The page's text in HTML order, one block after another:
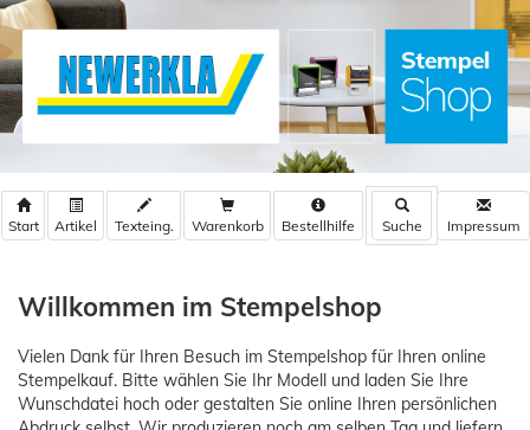
Warenkorb Bestellhilfe
Willkommen im Stempelshop
Vielen Dank für Ihren Besuch im Stempelshop für Ihren online
Stempelkauf. Bitte wählen Sie Ihr Modell und laden Sie Ihre
Wunschdatei hoch oder gestalten Sie online Ihren persönlichen